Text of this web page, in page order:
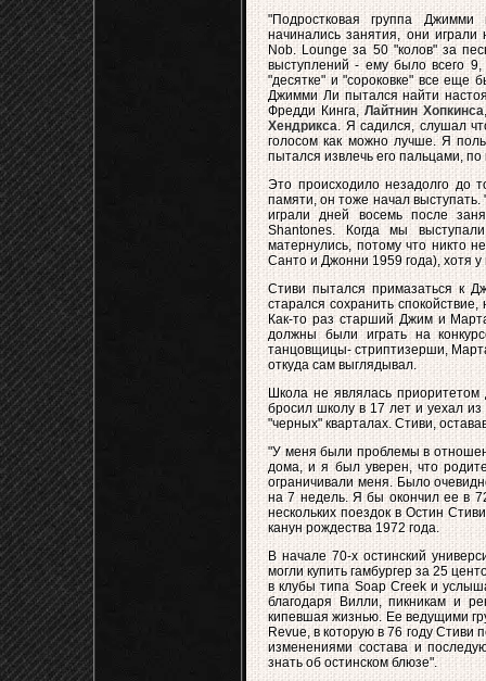
"Подростковая группа
начинались занятия, они
Nob. Lounge за 50 "колов" за
выступлений - ему было всего
"десятке" и "сороковке" все
Джимми Ли пытался найти
Фредди Кинга,Лайтнин Хопкинса
Хендрикса. Я садился, слушал
голосом как можно лучше. Я
пытался извлечь его пальцами,
Это происходило незадолго до
памяти, он тоже начал
играли дней восемь после
Shantones. Когда мы
матернулись, потому что никто
Санто и Джонни 1959 года), хотя
Стиви пытался примазаться к
старался сохранить
Как-то раз старший Джим и
должны были играть на
танцовщицы- стриптизерши,
откуда сам выглядывал.
Школа не являлась
бросил школу в 17 лет и уехал
"черных" кварталах. Стиви,
"У меня были проблемы в
дома, и я был уверен, что
ограничивали меня. Было
на 7 недель. Я бы окончил ее в
нескольких поездок в Остин
канун рождества 1972 года.
В начале 70-х остинский
могли купить гамбургер за 25
в клубы типа Soap Creek и
благодаря Вилли, пикникам и
кипевшая жизнью. Ее ведущими
Revue, в которую в 76 году
изменениями состава и
знать об остинском блюзе".